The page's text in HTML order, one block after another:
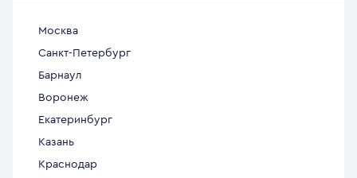
Москва
Санкт-Петербург
Барнаул
Воронеж
Екатеринбург
Казань
Краснодар